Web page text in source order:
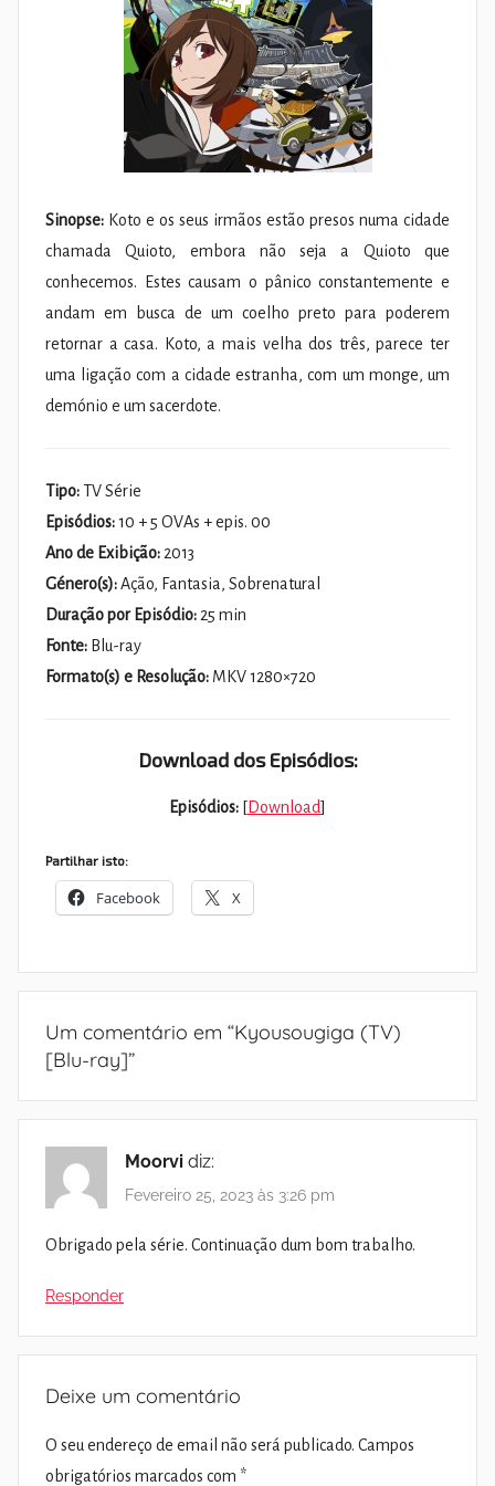
Sinopse: Koto e os seus irmãos estão presos numa cidade
chamada Quioto, embora não seja a Quioto que
conhecemos. Estes causam o pânico constantemente e
andam em busca de um coelho preto para poderem
retornar a casa. Koto, a mais velha dos três, parece ter
uma ligação com a cidade estranha, com um monge, um
demónio e um sacerdote.
Tipo:TV Série
Episódios:10 + 5 OVAs + epis. 00
Ano de Exibição: 2013
Género(s):Ação, Fantasia, Sobrenatural
Duração por Episódio: 25 min
Fonte: Blu-ray
Formato(s) e Resolução: MKV 1280×720
Download dos Episódios:
Episódios: [Download]
Partilhar isto:
Facebook X
Um comentário em “Kyousougiga (TV)
[Blu-ray]”
Moorvi diz:
Fevereiro 25, 2023 às 3:26 pm
Obrigado pela série. Continuação dum bom trabalho.
Responder
Deixe um comentário
O seu endereço de email não será publicado. Campos
obrigatórios marcados com *